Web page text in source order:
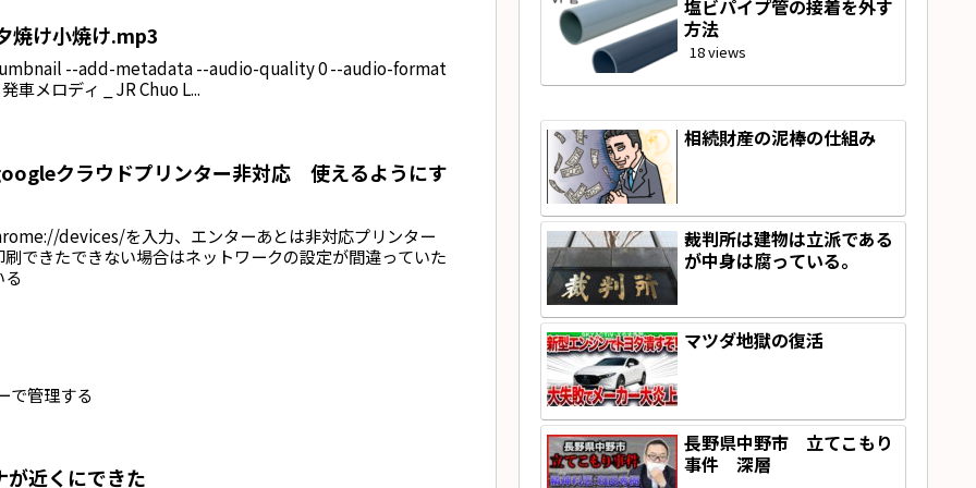
け小焼け.mp3
--add-metadata --audio-quality 0 --audio-format
車メロディ _ JR Chuo L...
クラウドプリンター非対応 使えるようにす
devices/を入力、エンターあとは非対応プリンター
できたできない場合はネットワークの設定が間違っていた
る
で管理する
が近くにできた
塩ビパイプ管の接着を外す
方法
18 views
相続財産の泥棒の仕組み
裁判所は建物は立派である
が中身は腐っている。
マツダ地獄の復活
長野県中野市 立てこもり
事件 深層